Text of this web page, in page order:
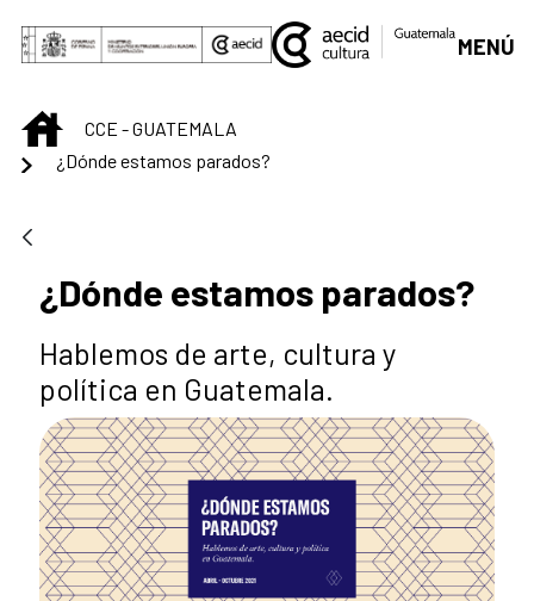
Skip to Main Content
MENÚ
INICIOCCE - GUATEMALA
¿Dónde estamos parados?
¿Dónde estamos parados?
Hablemos de arte, cultura y
política en Guatemala.